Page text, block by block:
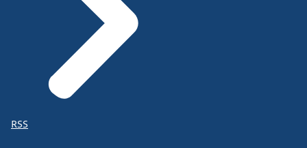
RSS